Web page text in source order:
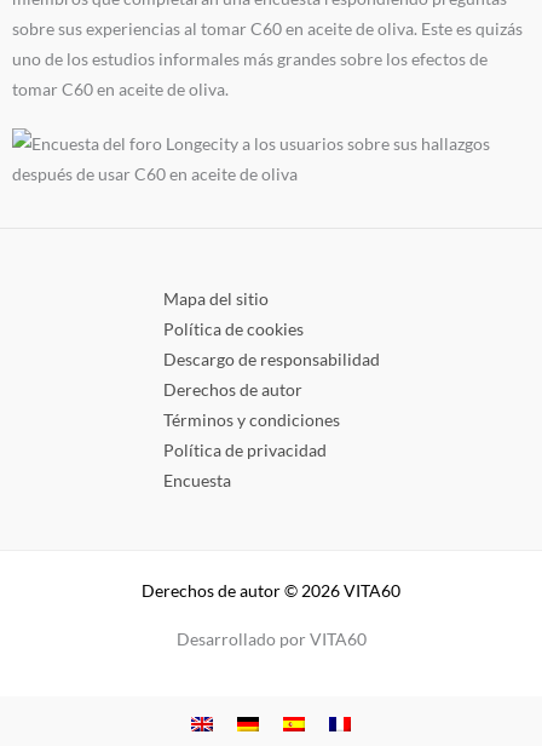
sobre sus experiencias al tomar C60 en aceite de oliva. Este es quizás
uno de los estudios informales más grandes sobre los efectos de
tomar C60 en aceite de oliva.
Mapa del sitio
Política de cookies
Descargo de responsabilidad
Derechos de autor
Términos y condiciones
Política de privacidad
Encuesta
Derechos de autor © 2026 VITA60
Desarrollado por VITA60